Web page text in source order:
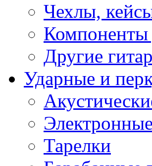
Чехлы,
Компоненты
Другие
Ударные и
Тарелки